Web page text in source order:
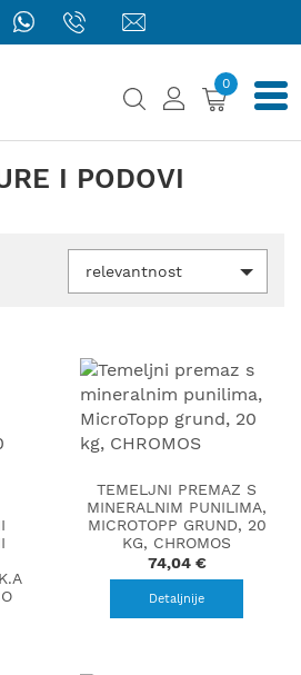
0
I PODOVI
relevantnost
TEMELJNI PREMAZ S
MINERALNIM PUNILIMA,
MICROTOPP GRUND, 20
KG, CHROMOS
74,04 €
Detaljnije